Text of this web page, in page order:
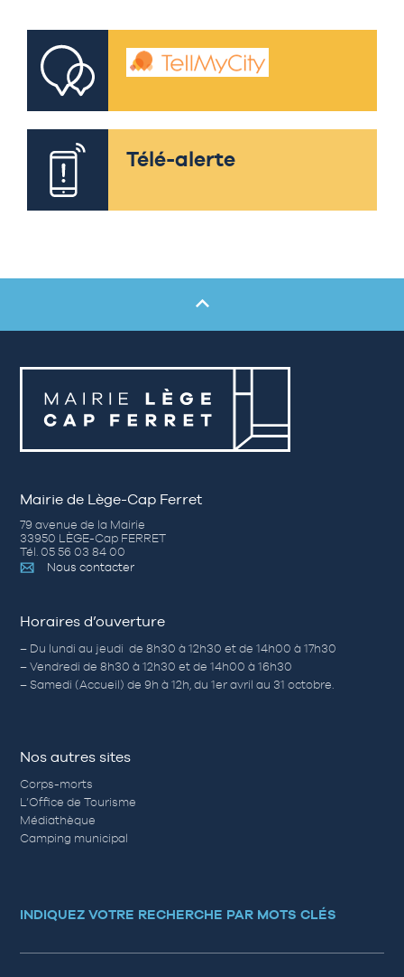
Télé-alerte
Mairie de Lège-Cap Ferret
79 avenue de la Mairie
33950 LÈGE-Cap FERRET
Tél. 05 56 03 84 00
Nous contacter
Horaires d’ouverture
– Du lundi au jeudi de 8h30 à 12h30 et de 14h00 à 17h30
– Vendredi de 8h30 à 12h30 et de 14h00 à 16h30
– Samedi (Accueil) de 9h à 12h, du 1er avril au 31 octobre.
Nos autres sites
Corps-morts
L’Office de Tourisme
Médiathèque
Camping municipal
INDIQUEZ VOTRE RECHERCHE PAR MOTS CLÉS